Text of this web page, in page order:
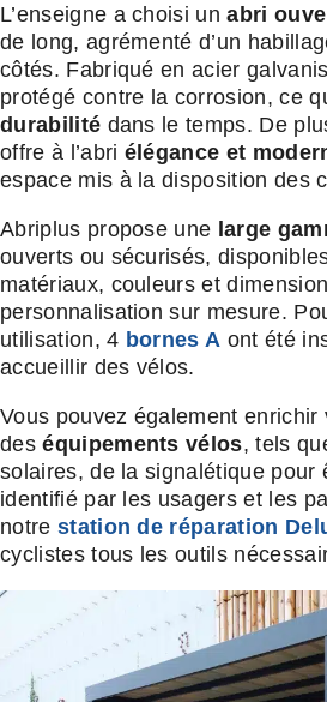
L’enseigne a choisi unabri
de long, agrémenté d’un
côtés. Fabriqué en acier
protégé contre la corrosion, ce
durabilité dans le temps. De
offre à l’abri élégance et
espace mis à la disposition des
Abriplus propose une large
ouverts ou sécurisés,
matériaux, couleurs et
personnalisation sur mesure.
utilisation, 4 bornes A ont été
accueillir des vélos.
Vous pouvez également
deséquipements vélos, tels
solaires, de la signalétique pour
identifié par les usagers et les
notre station de réparation
cyclistes tous les outils